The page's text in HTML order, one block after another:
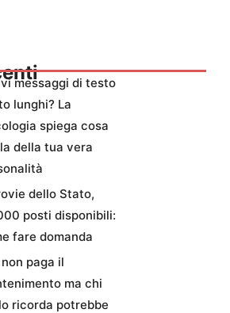
messaggi di testo
lunghi? La
spiega cosa
della tua vera
dello Stato,
posti disponibili:
fare domanda
non paga il
ma chi
ricorda potrebbe